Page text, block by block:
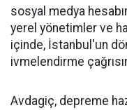
sosyal medya
yerel yönetimler ve
içinde, İstanbul'un
ivmelendirme
Avdagiç, depreme